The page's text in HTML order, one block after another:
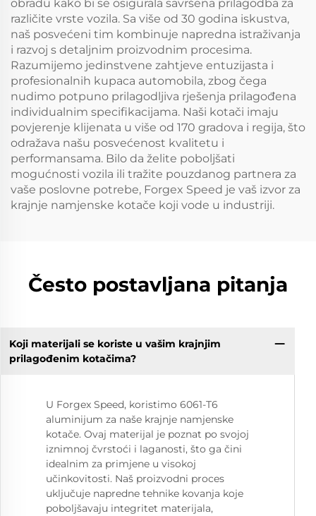
obradu kako bi se osigurala savršena prilagodba za
različite vrste vozila. Sa više od 30 godina iskustva,
naš posvećeni tim kombinuje napredna istraživanja
i razvoj s detaljnim proizvodnim procesima.
Razumijemo jedinstvene zahtjeve entuzijasta i
profesionalnih kupaca automobila, zbog čega
nudimo potpuno prilagodljiva rješenja prilagođena
individualnim specifikacijama. Naši kotači imaju
povjerenje klijenata u više od 170 gradova i regija, što
odražava našu posvećenost kvalitetu i
performansama. Bilo da želite poboljšati
mogućnosti vozila ili tražite pouzdanog partnera za
vaše poslovne potrebe, Forgex Speed je vaš izvor za
krajnje namjenske kotače koji vode u industriji.
Često postavljana pitanja
Koji materijali se koriste u vašim krajnjim
prilagođenim kotačima?
U Forgex Speed, koristimo 6061-T6
aluminijum za naše krajnje namjenske
kotače. Ovaj materijal je poznat po svojoj
iznimnoj čvrstoći i laganosti, što ga čini
idealnim za primjene u visokoj
učinkovitosti. Naš proizvodni proces
uključuje napredne tehnike kovanja koje
poboljšavaju integritet materijala,